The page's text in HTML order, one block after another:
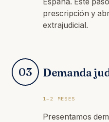
prescripción y
extrajudicial.
03 Demanda
1–2 MESES
Presentamos